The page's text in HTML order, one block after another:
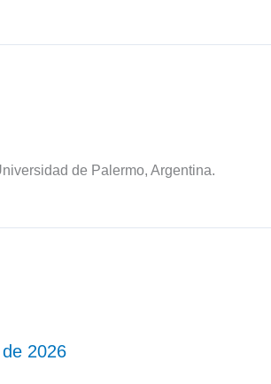
de Palermo, Argentina.
2026